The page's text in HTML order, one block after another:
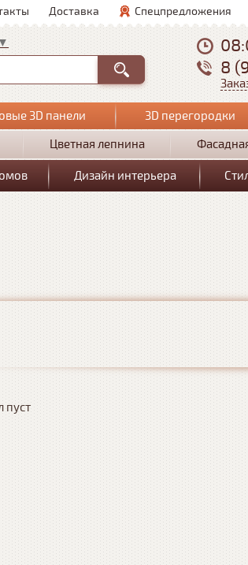
Доставка Спецпредложения
▼
8
3D панели 3D перегородки
Цветная лепнина
Дизайн интерьера
пуст